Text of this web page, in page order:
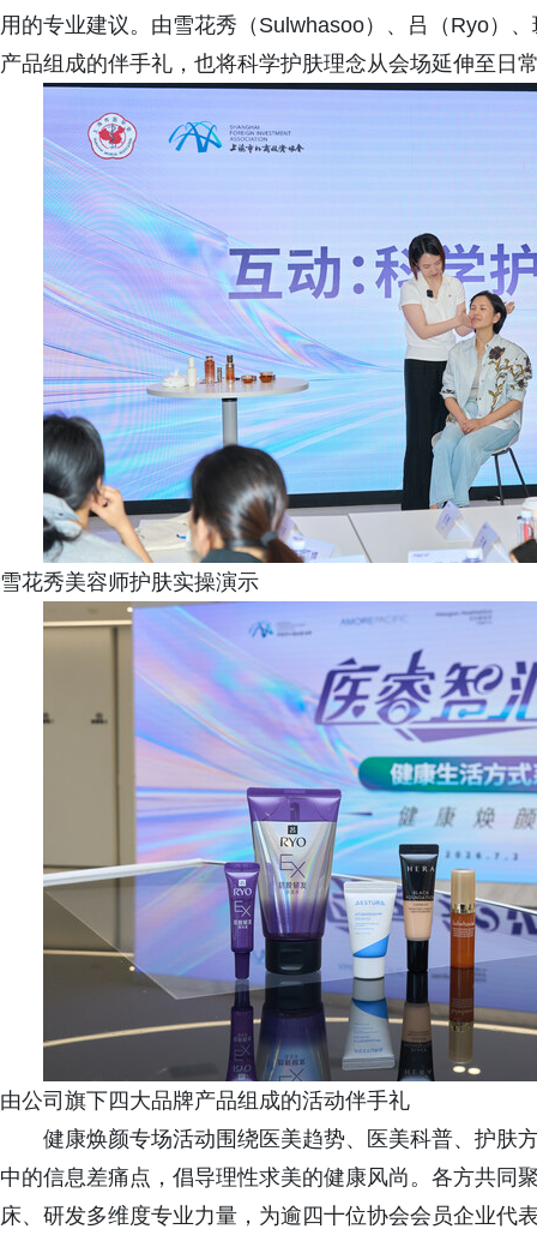
用的专业建议。由雪花秀（Sulwhasoo）、吕（Ryo）
产品组成的伴手礼，也将科学护肤理念从会场延伸至日
雪花秀美容师护肤实操演示
由公司旗下四大品牌产品组成的活动伴手礼
健康焕颜专场活动围绕医美趋势、医美科普、护肤
中的信息差痛点，倡导理性求美的健康风尚。各方共同
床、研发多维度专业力量，为逾四十位协会会员企业代